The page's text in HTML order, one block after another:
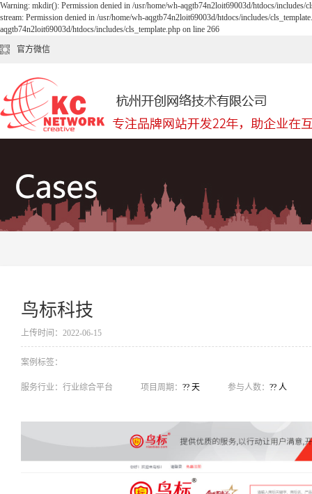
Warning: mkdir(): Permission denied in /usr/home/wh-aqgtb74n2loit69003d/htdocs/
stream: Permission denied in /usr/home/wh-aqgtb74n2loit69003d/htdocs/includes/
aqgtb74n2loit69003d/htdocs/includes/cls_template.php on line 266
官方微信
鸟标科技
上传时间：2022-06-15
案例标签：
服务行业： 行业综合平台 项目周期： ?? 天 参与人数： ?? 人